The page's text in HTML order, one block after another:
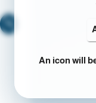
An icon will